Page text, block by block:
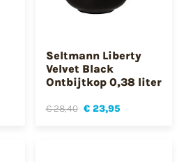
Seltmann Liberty
Velvet Black
Ontbijtkop 0,38 liter
€ 28,40 € 23,95